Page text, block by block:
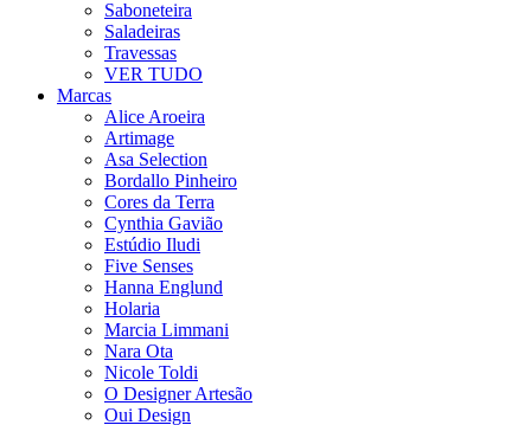
Saboneteira
Saladeiras
Travessas
VER TUDO
Marcas
Alice Aroeira
Artimage
Asa Selection
Bordallo Pinheiro
Cores da Terra
Cynthia Gavião
Estúdio Iludi
Five Senses
Hanna Englund
Holaria
Marcia Limmani
Nara Ota
Nicole Toldi
O Designer Artesão
Oui Design